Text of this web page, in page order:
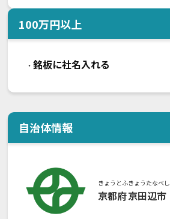
100万円以上
・銘板に社名入れる
自治体情報
きょうとふ
京都府
きょうたなべし
京田辺市